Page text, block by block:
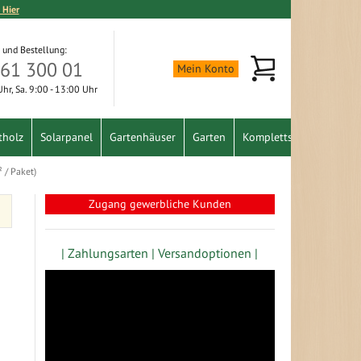
und Bestellung:
300 01
Sa. 9:00 - 13:00 Uhr
Mein Konto Mein Warenkorb
Solarpanel Gartenhäuser Garten Komplettset
/ Paket)
Zugang gewerbliche Kunden
| Zahlungsarten | Versandoptionen |